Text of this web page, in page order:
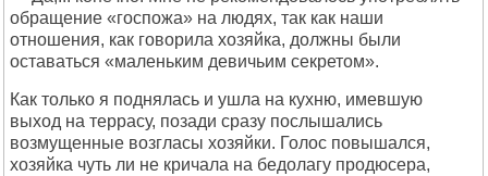
обращение «госпожа» на людях, так как наши
отношения, как говорила хозяйка, должны были
оставаться «маленьким девичьим секретом».
Как только я поднялась и ушла на кухню, имевшую
выход на террасу, позади сразу послышались
возмущенные возгласы хозяйки. Голос повышался,
хозяйка чуть ли не кричала на бедолагу продюсера,